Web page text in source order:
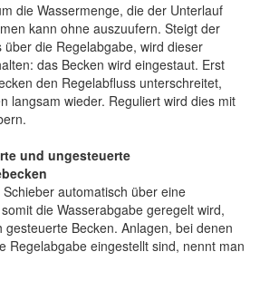
die Wassermenge, die der Unterlauf
kann ohne auszuufern. Steigt der
über die Regelabgabe, wird dieser
das Becken wird eingestaut. Erst
den Regelabfluss unterschreitet,
langsam wieder. Reguliert wird dies mit
und ungesteuerte
automatisch über eine
die Wasserabgabe geregelt wird,
gesteuerte Becken. Anlagen, bei denen
Regelabgabe eingestellt sind, nennt man